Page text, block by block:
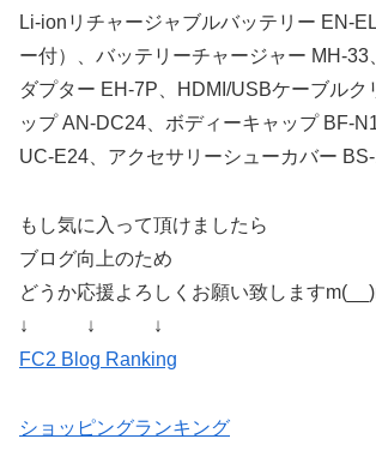
Li-ionリチャージャブルバッテリー EN-
ー付）、バッテリーチャージャー MH-33
ダプター EH-7P、HDMI/USBケーブルク
ップ AN-DC24、ボディーキャップ BF-
UC-E24、アクセサリーシューカバー
もし気に入って頂けましたら
ブログ向上のため
どうか応援よろしくお願い致します
↓ ↓ ↓
FC2 Blog Ranking
ショッピングランキング